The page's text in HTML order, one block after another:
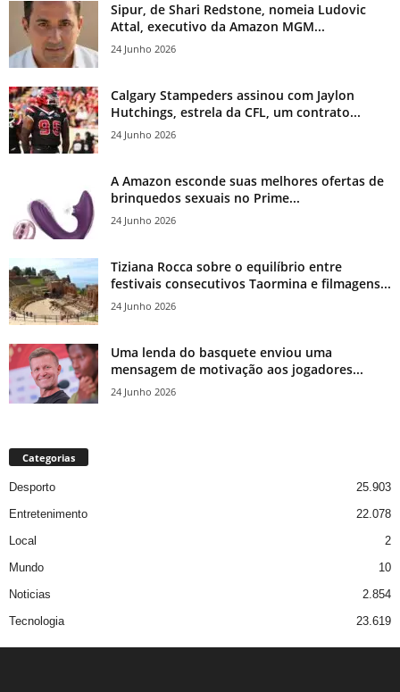
Sipur, de Shari Redstone, nomeia Ludovic
Attal, executivo da Amazon MGM...
24 Junho 2026
Calgary Stampeders assinou com Jaylon
Hutchings, estrela da CFL, um contrato...
24 Junho 2026
A Amazon esconde suas melhores ofertas de
brinquedos sexuais no Prime...
24 Junho 2026
Tiziana Rocca sobre o equilíbrio entre
festivais consecutivos Taormina e filmagens...
24 Junho 2026
Uma lenda do basquete enviou uma
mensagem de motivação aos jogadores...
24 Junho 2026
Categorias
Desporto
25.903
Entretenimento
22.078
Local
2
Mundo
10
Noticias
2.854
Tecnologia
23.619